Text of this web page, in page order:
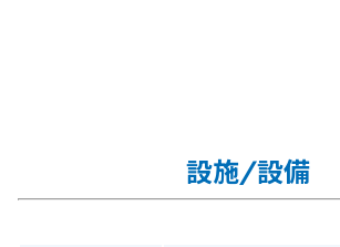
設施/設備